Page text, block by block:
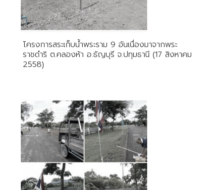
โครงการสระเก็บน้ำพระราม 9 อันเนื่องมาจากพระ
ราชดำริ ต.คลองห้า อ.ธัญบุรี จ.ปทุมธานี (17 สิงหาคม
2558)